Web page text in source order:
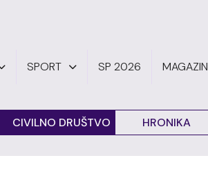
SPORT SP 2026 MAGAZIN
CIVILNO DRUŠTVO HRONIKA